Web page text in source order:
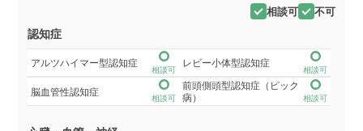
相談可 不可
認知症
アルツハイマー型認知症
相談可
レビー小体型認知症
相談可
脳血管性認知症
相談可
前頭側頭型認知症（ピック
病）
相談可